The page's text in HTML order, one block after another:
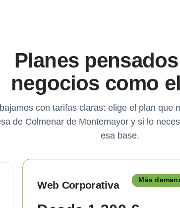
Planes
negocios como
con tarifas claras: elige el plan que
de Colmenar de Montemayor y si lo
esa base.
Web Corporativa Más